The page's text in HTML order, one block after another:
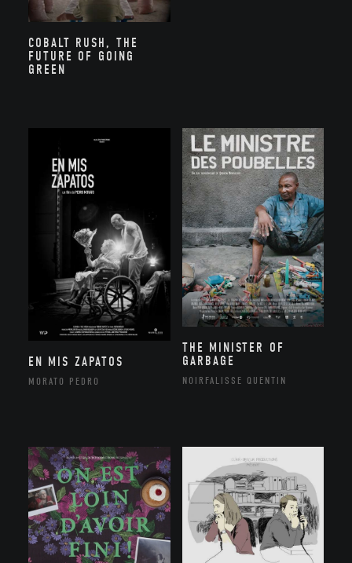
COBALT RUSH, THE
FUTURE OF GOING
GREEN
EN MIS ZAPATOS
MORATO PEDRO
THE MINISTER OF
GARBAGE
NOIRFALISSE QUENTIN